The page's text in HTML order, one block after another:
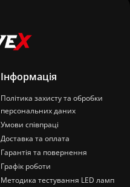
Інформація
Політика захисту та обробки
персональних даних
Умови співпраці
Доставка та оплата
Гарантія та повернення
Графік роботи
Методика тестування LED ламп